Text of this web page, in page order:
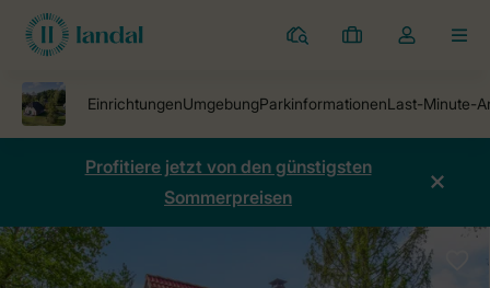
Ferienparks
Meine
Dropdown-
öffnen
Profitiere jetzt von den günstigsten
Sommerpreisen